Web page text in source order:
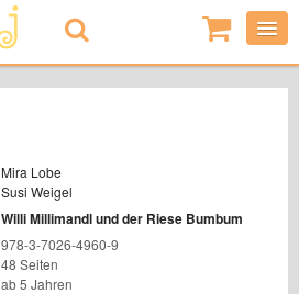
0
Artikel
-
Mira Lobe
Susi Weigel
Willi Millimandl und der Riese Bumbum
978-3-7026-4960-9
48 Seiten
ab 5 Jahren